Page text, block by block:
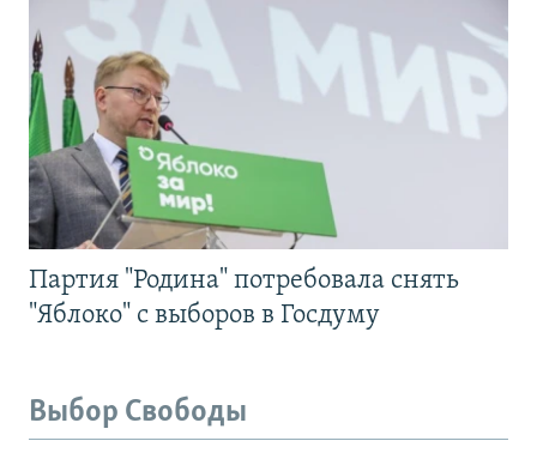
Партия "Родина" потребовала снять
"Яблоко" с выборов в Госдуму
Выбор Свободы